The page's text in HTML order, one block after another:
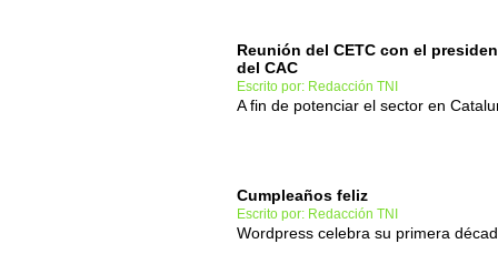
Reunión del CETC con el
del CAC
Escrito por: Redacción TNI
A fin de potenciar el sector en
Cumpleaños feliz
Escrito por: Redacción TNI
Wordpress celebra su primera